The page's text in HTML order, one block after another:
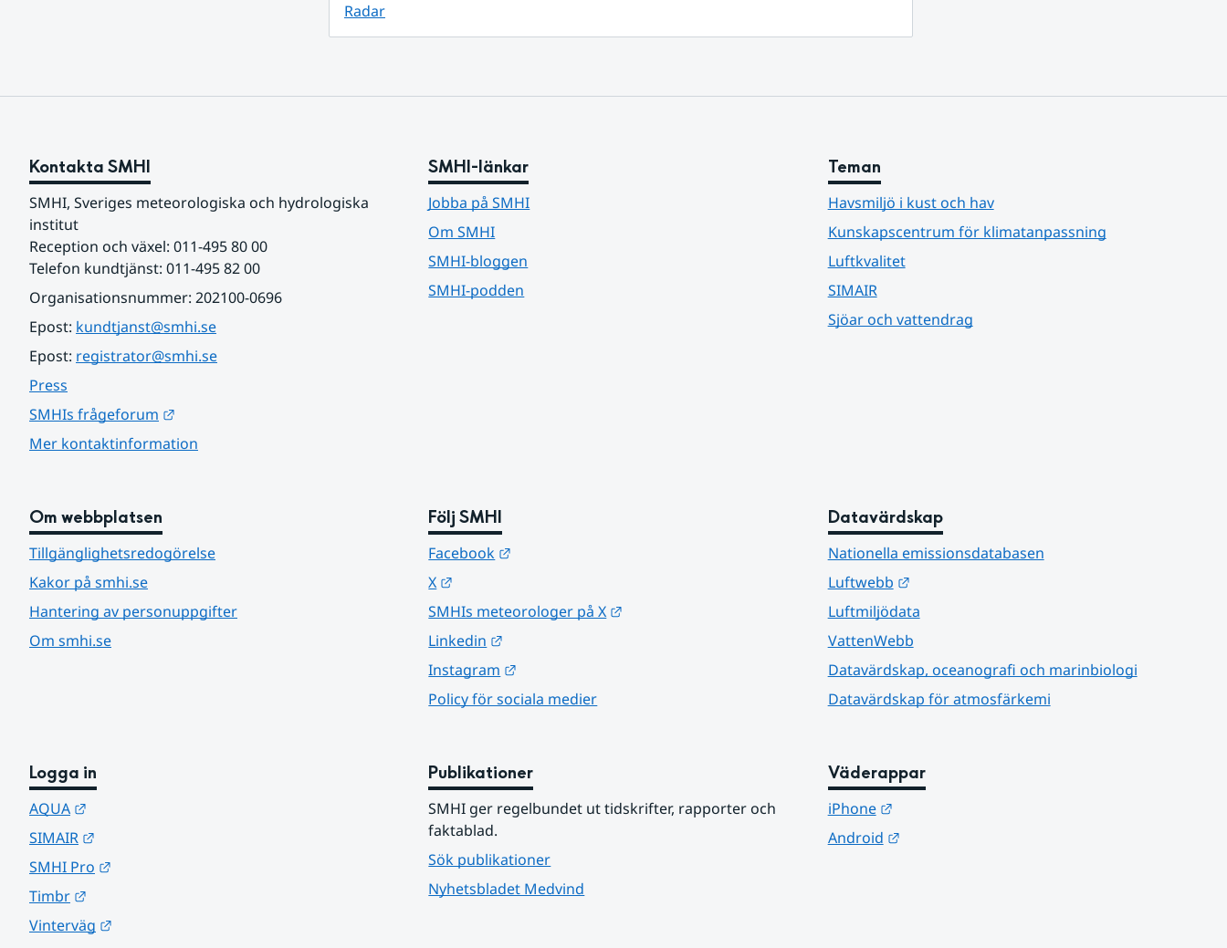
Radar
Kontakta SMHI
SMHI, Sveriges meteorologiska och hydrologiska
institut
Reception och växel: 011-495 80 00
Telefon kundtjänst: 011-495 82 00
Organisationsnummer: 202100-0696
Epost: kundtjanst@smhi.se
Epost: registrator@smhi.se
Press
SMHIs frågeforum
Mer kontaktinformation
SMHI-länkar
Jobba på SMHI
Om SMHI
SMHI-bloggen
SMHI-podden
Teman
Havsmiljö i kust och hav
Kunskapscentrum för klimatanpassning
Luftkvalitet
SIMAIR
Sjöar och vattendrag
Om webbplatsen
Tillgänglighetsredogörelse
Kakor på smhi.se
Hantering av personuppgifter
Om smhi.se
Följ SMHI
Facebook
X
SMHIs meteorologer på X
Linkedin
Instagram
Policy för sociala medier
Datavärdskap
Nationella emissionsdatabasen
Luftwebb
Länk till annan webbplats.
Luftmiljödata
VattenWebb
Datavärdskap, oceanografi och marinbiologi
Datavärdskap för atmosfärkemi
Logga in
AQUA
SIMAIR
SMHI Pro
Timbr
Vinterväg
Publikationer
SMHI ger regelbundet ut tidskrifter, rapporter och
faktablad.
Sök publikationer
Nyhetsbladet Medvind
Väderappar
iPhone
Länk till annan webbplats.
Android
Länk till annan webbplats.